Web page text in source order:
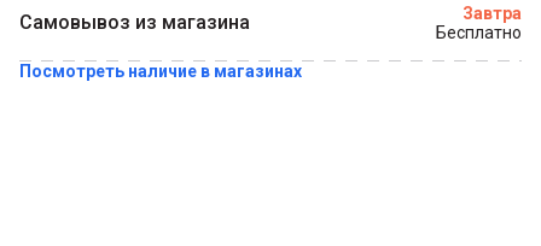
Самовывоз из магазина
Завтра
Бесплатно
Посмотреть наличие в магазинах